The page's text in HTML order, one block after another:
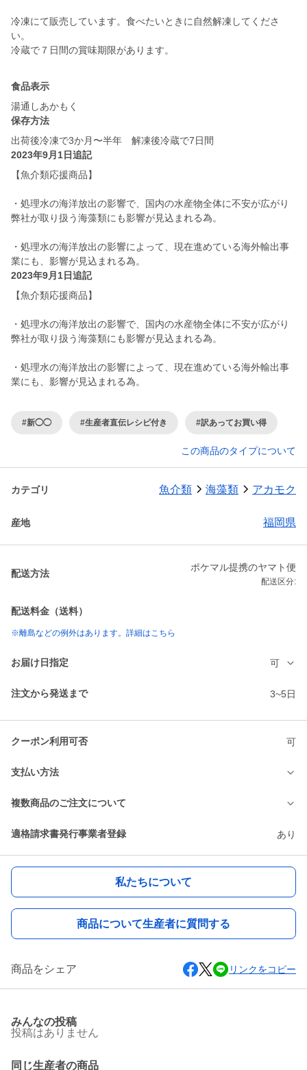
冷凍にて販売しています。食べたいときに自然解凍してくださ
い。
食品表示
湯通しあかもく
保存方法
出荷後冷凍で3か月〜半年 解凍後冷蔵で7日間
2023年9月1日追記
【魚介類応援商品】
・処理水の海洋放出の影響で、国内の水産物全体に不安が広がり
弊社が取り扱う海藻類にも影響が見込まれる為。
・処理水の海洋放出の影響によって、現在進めている海外輸出事
業にも、影響が見込まれる為。
2023年9月1日追記
【魚介類応援商品】
・処理水の海洋放出の影響で、国内の水産物全体に不安が広がり
弊社が取り扱う海藻類にも影響が見込まれる為。
・処理水の海洋放出の影響によって、現在進めている海外輸出事
業にも、影響が見込まれる為。
#新◯◯ #生産者直伝レシピ付き #訳あってお買い得
この商品のタイプについて
カテゴリ 魚介類 海藻類 アカモク
産地 福岡県
配送方法
ポケマル提携のヤマト便
配送区分:
配送料金（送料）
※離島などの例外はあります。詳細はこちら
お届け日指定 可
注文から発送まで 3~5日
クーポン利用可否 可
支払い方法
複数商品のご注文について
適格請求書発行事業者登録 あり
私たちについて
商品について生産者に質問する
商品をシェア リンクをコピー
みんなの投稿
投稿はありません
同じ生産者の商品